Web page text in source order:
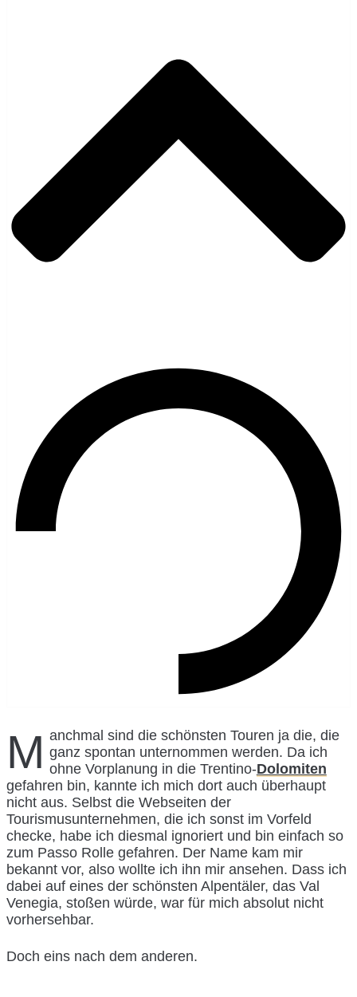
Manchmal sind die schönsten Touren ja die, die ganz spontan unternommen werden. Da ich
ohne Vorplanung in die Trentino-Dolomiten
gefahren bin, kannte ich mich dort auch überhaupt
nicht aus. Selbst die Webseiten der
Tourismusunternehmen, die ich sonst im Vorfeld
checke, habe ich diesmal ignoriert und bin einfach so
zum Passo Rolle gefahren. Der Name kam mir
bekannt vor, also wollte ich ihn mir ansehen. Dass ich
dabei auf eines der schönsten Alpentäler, das Val
Venegia, stoßen würde, war für mich absolut nicht
vorhersehbar.
Doch eins nach dem anderen.